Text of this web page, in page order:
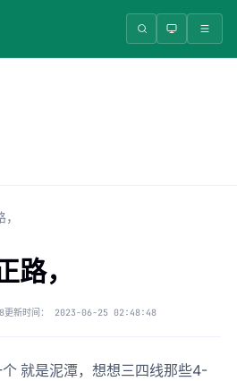
路，
更新时间： 2023-06-25 02:48:48
就是泥潭，想想三四线那些4-